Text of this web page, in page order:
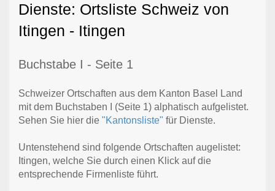
Dienste: Ortsliste Schweiz von
Itingen - Itingen
Buchstabe I - Seite 1
Schweizer Ortschaften aus dem Kanton Basel Land
mit dem Buchstaben I (Seite 1) alphatisch aufgelistet.
Sehen Sie hier die "Kantonsliste" für Dienste.
Untenstehend sind folgende Ortschaften augelistet:
Itingen, welche Sie durch einen Klick auf die
entsprechende Firmenliste führt.